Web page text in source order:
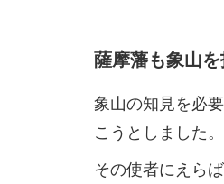
薩摩藩も象山
象山の知見を必
こうとしました。
その使者にえら